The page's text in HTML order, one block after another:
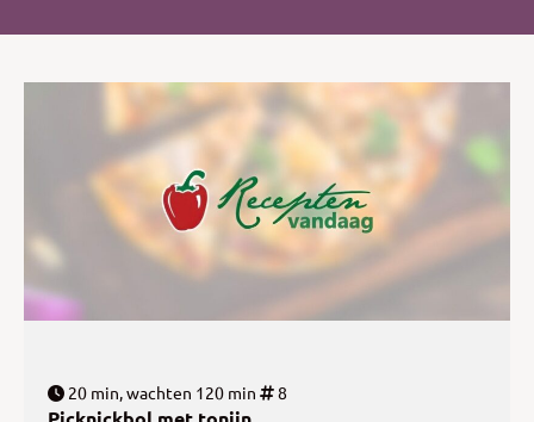
20 min, wachten 120 min 8